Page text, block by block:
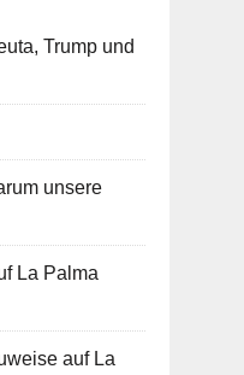
Trump und
unsere
La Palma
auf La